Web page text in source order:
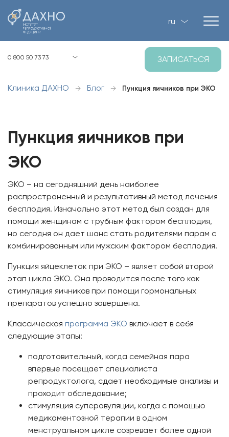
0 800 50 73 73
ru
ЗАПИСАТЬСЯ
Клиника ДАХНО → Блог → Пункция яичников при ЭКО
Пункция яичников при
ЭКО
ЭКО – на сегодняшний день наиболее
распространенный и результативный метод лечения
бесплодия. Изначально этот метод был создан для
помощи женщинам с трубным фактором бесплодия,
но сегодня он дает шанс стать родителями парам с
комбинированным или мужским фактором бесплодия.
Пункция яйцеклеток при ЭКО – являет собой второй
этап цикла ЭКО. Она проводится после того как
стимуляция яичников при помощи гормональных
препаратов успешно завершена.
Классическая программа ЭКО включает в себя
следующие этапы:
подготовительный, когда семейная пара
впервые посещает специалиста
репродуктолога, сдает необходимые анализы и
проходит обследование;
стимуляция суперовуляции, когда с помощью
медикаментозной терапии в одном
менструальном цикле созревает более одной